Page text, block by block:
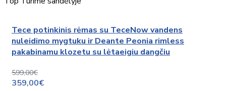
Tece potinkinis rėmas su TeceNow vandens
nuleidimo mygtuku ir Deante Peonia rimless
pakabinamu klozetu su lėtaeigiu dangčiu
599,00€
359,00€